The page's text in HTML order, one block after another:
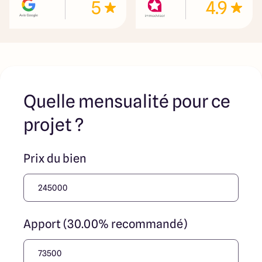
ses collaborateurs ne sont propriétaires des terrains, ne
jouent un rôle d’intermédiation ou de négociation sur la
5 4.9
Quelle mensualité pour ce
projet ?
Prix du bien
Apport (30.00% recommandé)